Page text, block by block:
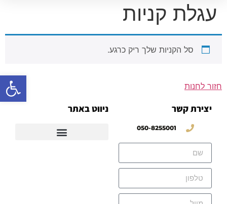
פתח
עגלת קניות
סל הקניות שלך ריק כרגע.
חזור לחנות
יצירת קשר
050-8255001
ניווט באתר